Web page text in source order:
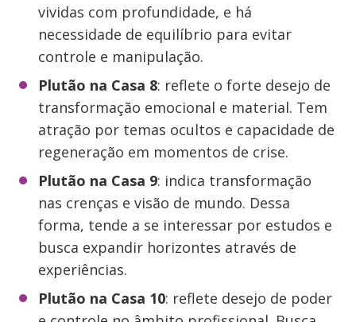
vividas com profundidade, e há
necessidade de equilíbrio para evitar
controle e manipulação.
Plutão na Casa 8: reflete o forte desejo de
transformação emocional e material. Tem
atração por temas ocultos e capacidade de
regeneração em momentos de crise.
Plutão na Casa 9: indica transformação
nas crenças e visão de mundo. Dessa
forma, tende a se interessar por estudos e
busca expandir horizontes através de
experiências.
Plutão na Casa 10: reflete desejo de poder